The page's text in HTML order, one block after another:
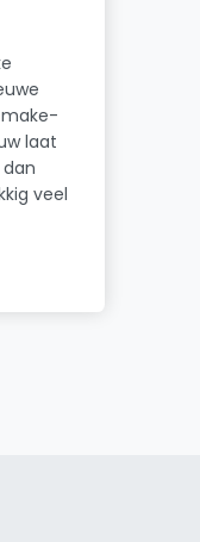
laat
veel